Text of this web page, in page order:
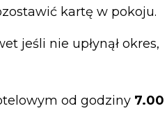
kartę w pokoju.
jeśli nie upłynął okres,
od godziny 7.00